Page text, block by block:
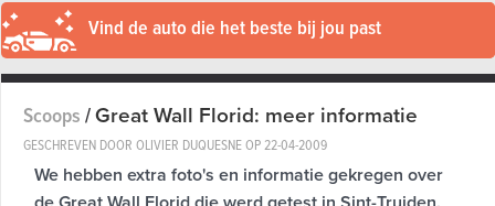
Vind de auto die het beste bij jou past
Scoops/Great Wall Florid: meer informatie
GESCHREVEN DOOR OLIVIER DUQUESNE OP 22-04-2009
We hebben extra foto's en informatie gekregen over